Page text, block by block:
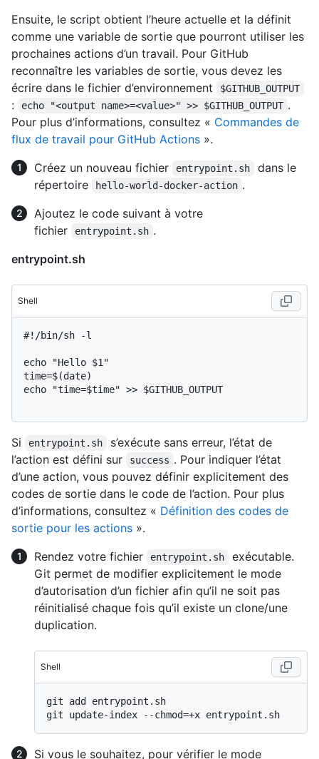
Ensuite, le script obtient l’heure actuelle et la définit
comme une variable de sortie que pourront utiliser les
prochaines actions d’un travail. Pour GitHub
reconnaître les variables de sortie, vous devez les
écrire dans le fichier d’environnement
$GITHUB_OUTPUT
: echo "<output name>=<value>" >> $GITHUB_OUTPUT .
Pour plus d’informations, consultez « Commandes de
flux de travail pour GitHub Actions ».
Créez un nouveau fichier
entrypoint.sh
dans le
répertoire
hello-world-docker-action .
Ajoutez le code suivant à votre
fichier
entrypoint.sh .
entrypoint.sh
Shell
#!/bin/sh -l
echo "Hello $1"
time=$(date)
echo "time=$time" >> $GITHUB_OUTPUT
Si entrypoint.sh
s’exécute sans erreur, l’état de
l’action est défini sur
success . Pour indiquer l’état
d’une action, vous pouvez définir explicitement des
codes de sortie dans le code de l’action. Pour plus
d’informations, consultez « Définition des codes de
sortie pour les actions ».
Rendez votre fichier
entrypoint.sh
exécutable.
Git permet de modifier explicitement le mode
d’autorisation d’un fichier afin qu’il ne soit pas
réinitialisé chaque fois qu’il existe un clone/une
duplication.
Shell
git add entrypoint.sh
Si vous le souhaitez, pour vérifier le mode